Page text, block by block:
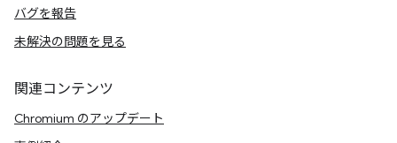
バグを報告
未解決の問題を見る
関連コンテンツ
Chromium のアップデート